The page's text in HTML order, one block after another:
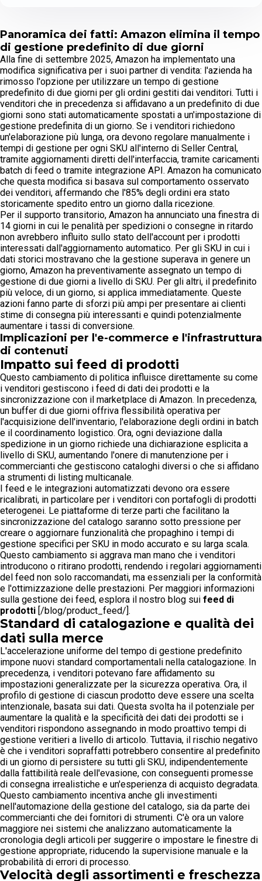
Panoramica dei fatti: Amazon elimina il tempo
di gestione predefinito di due giorni
Alla fine di settembre 2025, Amazon ha implementato una
modifica significativa per i suoi partner di vendita: l'azienda ha
rimosso l'opzione per utilizzare un tempo di gestione
predefinito di due giorni per gli ordini gestiti dai venditori. Tutti i
venditori che in precedenza si affidavano a un predefinito di due
giorni sono stati automaticamente spostati a un'impostazione di
gestione predefinita di un giorno. Se i venditori richiedono
un'elaborazione più lunga, ora devono regolare manualmente i
tempi di gestione per ogni SKU all'interno di Seller Central,
tramite aggiornamenti diretti dell'interfaccia, tramite caricamenti
batch di feed o tramite integrazione API. Amazon ha comunicato
che questa modifica si basava sul comportamento osservato
dei venditori, affermando che l'85% degli ordini era stato
storicamente spedito entro un giorno dalla ricezione.
Per il supporto transitorio, Amazon ha annunciato una finestra di
14 giorni in cui le penalità per spedizioni o consegne in ritardo
non avrebbero influito sullo stato dell'account per i prodotti
interessati dall'aggiornamento automatico. Per gli SKU in cui i
dati storici mostravano che la gestione superava in genere un
giorno, Amazon ha preventivamente assegnato un tempo di
gestione di due giorni a livello di SKU. Per gli altri, il predefinito
più veloce, di un giorno, si applica immediatamente. Queste
azioni fanno parte di sforzi più ampi per presentare ai clienti
stime di consegna più interessanti e quindi potenzialmente
aumentare i tassi di conversione.
Implicazioni per l'e-commerce e l'infrastruttura
di contenuti
Impatto sui feed di prodotti
Questo cambiamento di politica influisce direttamente su come
i venditori gestiscono i feed di dati dei prodotti e la
sincronizzazione con il marketplace di Amazon. In precedenza,
un buffer di due giorni offriva flessibilità operativa per
l'acquisizione dell'inventario, l'elaborazione degli ordini in batch
e il coordinamento logistico. Ora, ogni deviazione dalla
spedizione in un giorno richiede una dichiarazione esplicita a
livello di SKU, aumentando l'onere di manutenzione per i
commercianti che gestiscono cataloghi diversi o che si affidano
a strumenti di listing multicanale.
I feed e le integrazioni automatizzati devono ora essere
ricalibrati, in particolare per i venditori con portafogli di prodotti
eterogenei. Le piattaforme di terze parti che facilitano la
sincronizzazione del catalogo saranno sotto pressione per
creare o aggiornare funzionalità che propaghino i tempi di
gestione specifici per SKU in modo accurato e su larga scala.
Questo cambiamento si aggrava man mano che i venditori
introducono o ritirano prodotti, rendendo i regolari aggiornamenti
del feed non solo raccomandati, ma essenziali per la conformità
e l'ottimizzazione delle prestazioni. Per maggiori informazioni
sulla gestione dei feed, esplora il nostro blog sui feed di
prodotti [/blog/product_feed/].
Standard di catalogazione e qualità dei
dati sulla merce
L'accelerazione uniforme del tempo di gestione predefinito
impone nuovi standard comportamentali nella catalogazione. In
precedenza, i venditori potevano fare affidamento su
impostazioni generalizzate per la sicurezza operativa. Ora, il
profilo di gestione di ciascun prodotto deve essere una scelta
intenzionale, basata sui dati. Questa svolta ha il potenziale per
aumentare la qualità e la specificità dei dati dei prodotti se i
venditori rispondono assegnando in modo proattivo tempi di
gestione veritieri a livello di articolo. Tuttavia, il rischio negativo
è che i venditori sopraffatti potrebbero consentire al predefinito
di un giorno di persistere su tutti gli SKU, indipendentemente
dalla fattibilità reale dell'evasione, con conseguenti promesse
di consegna irrealistiche e un'esperienza di acquisto degradata.
Questo cambiamento incentiva anche gli investimenti
nell'automazione della gestione del catalogo, sia da parte dei
commercianti che dei fornitori di strumenti. C'è ora un valore
maggiore nei sistemi che analizzano automaticamente la
cronologia degli articoli per suggerire o impostare le finestre di
gestione appropriate, riducendo la supervisione manuale e la
probabilità di errori di processo.
Velocità degli assortimenti e freschezza